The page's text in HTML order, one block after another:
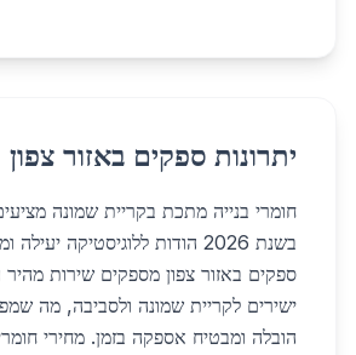
יתרונות ספקים באזור צפון
חומרי בנייה מתכת בקריית שמונה
בשנת 2026 הודות ללוגיסטיקה
ספקים באזור צפון מספקים שירות
ישירים לקריית שמונה ולסביבה, מה
הובלה ומבטיח אספקה בזמן. מחירי